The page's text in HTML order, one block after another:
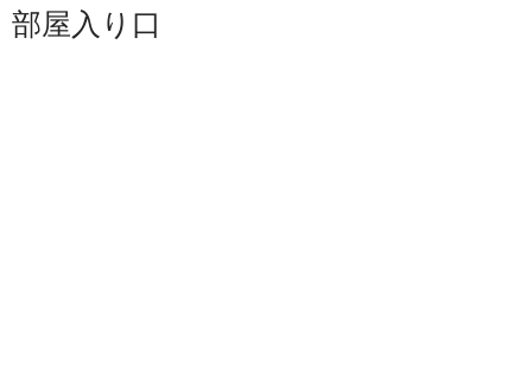
部屋入り口